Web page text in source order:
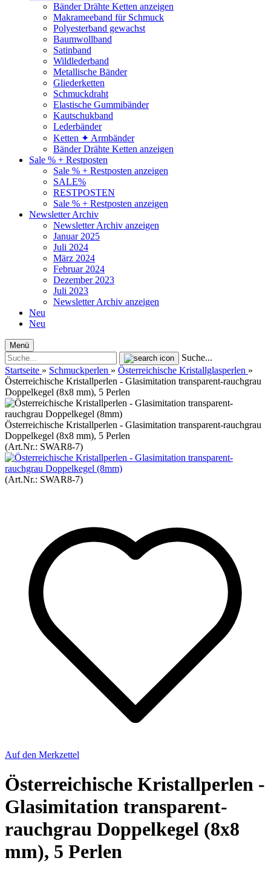
Bänder Drähte Ketten anzeigen
Makrameeband für Schmuck
Polyesterband gewachst
Baumwollband
Satinband
Wildlederband
Metallische Bänder
Gliederketten
Schmuckdraht
Elastische Gummibänder
Kautschukband
Lederbänder
Ketten ✦ Armbänder
Bänder Drähte Ketten anzeigen
Sale % + Restposten
Sale % + Restposten anzeigen
SALE%
RESTPOSTEN
Sale % + Restposten anzeigen
Newsletter Archiv
Newsletter Archiv anzeigen
Januar 2025
Juli 2024
März 2024
Februar 2024
Dezember 2023
Juli 2023
Newsletter Archiv anzeigen
Neu
Neu
Menü
Suche...
Startseite » Schmuckperlen » Österreichische Kristallglasperlen »
Österreichische Kristallperlen - Glasimitation transparent-rauchgrau
Doppelkegel (8x8 mm), 5 Perlen
Österreichische Kristallperlen - Glasimitation transparent-rauchgrau
Doppelkegel (8x8 mm), 5 Perlen
(Art.Nr.: SWAR8-7)
(Art.Nr.: SWAR8-7)
Auf den Merkzettel
Österreichische Kristallperlen -
Glasimitation transparent-
rauchgrau Doppelkegel (8x8
mm), 5 Perlen